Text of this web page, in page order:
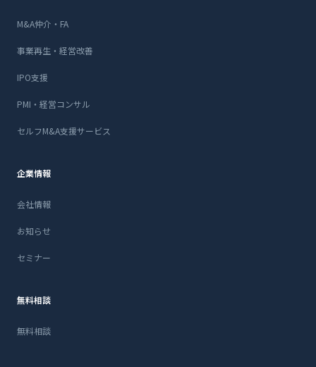
M&A仲介・FA
事業再生・経営改善
IPO支援
PMI・経営コンサル
セルフM&A支援サービス
企業情報
会社情報
お知らせ
セミナー
無料相談
無料相談